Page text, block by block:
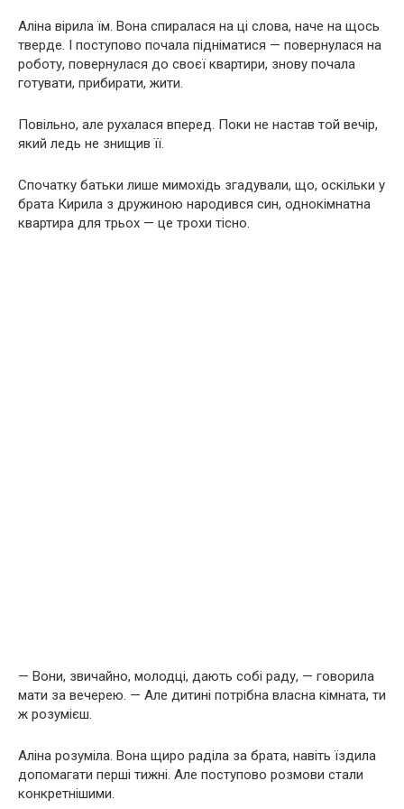
Аліна вірила їм. Вона спиралася на ці слова, наче на щось
тверде. І поступово почала підніматися — повернулася на
роботу, повернулася до своєї квартири, знову почала
готувати, прибирати, жити.
Повільно, але рухалася вперед. Поки не настав той вечір,
який ледь не знищив її.
Спочатку батьки лише мимохідь згадували, що, оскільки у
брата Кирила з дружиною народився син, однокімнатна
квартира для трьох — це трохи тісно.
— Вони, звичайно, молодці, дають собі раду, — говорила
мати за вечерею. — Але дитині потрібна власна кімната, ти
ж розумієш.
Аліна розуміла. Вона щиро раділа за брата, навіть їздила
допомагати перші тижні. Але поступово розмови стали
конкретнішими.